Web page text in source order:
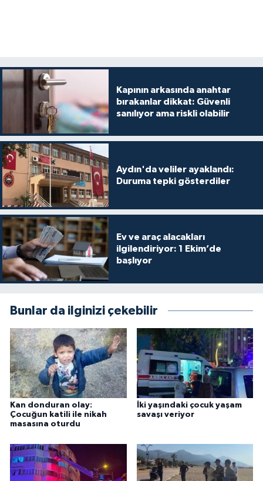
Kapının arkasında anahtar
bırakanlar dikkat: Güvenli
sanılıyor ama riskli olabilir
Aydın'da veliler ayaklandı:
Duruma tepki gösterdiler
Ev ve araç alacakları
ilgilendiriyor: 1 Ekim’de
başlıyor
Bunlar da ilginizi çekebilir
Kan donduran olay:
Çocuğun katili ile nikah
masasına oturdu
İki yaşındaki çocuk yaşam
savaşı veriyor